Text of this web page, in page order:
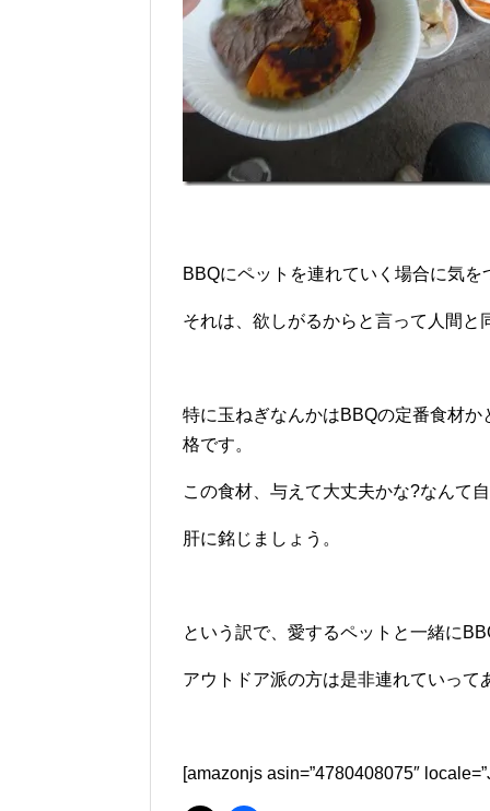
BBQにペットを連れていく場合に気
それは、欲しがるからと言って人間と
特に玉ねぎなんかはBBQの定番食材
格です。
この食材、与えて大丈夫かな?なんて
肝に銘じましょう。
という訳で、愛するペットと一緒に
アウトドア派の方は是非連れていって
[amazonjs asin=”4780408075″